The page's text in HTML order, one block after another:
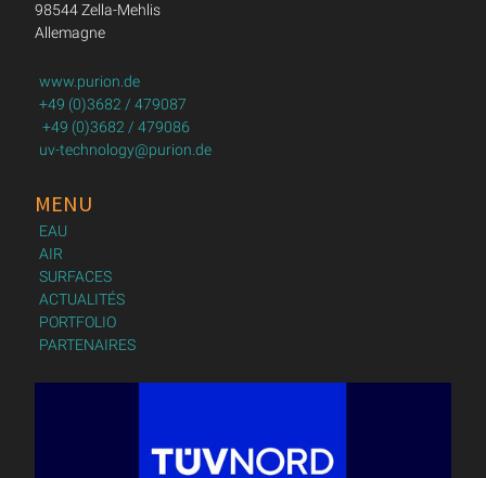
98544 Zella-Mehlis
Allemagne
www.purion.de
+49 (0)3682 / 479087
+49 (0)3682 / 479086
uv-technology@purion.de
MENU
EAU
AIR
SURFACES
ACTUALITÉS
PORTFOLIO
PARTENAIRES